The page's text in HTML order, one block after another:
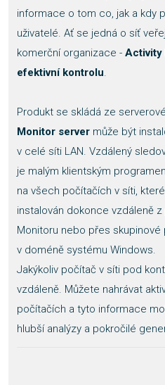
informace o tom co, jak a kdy
uživatelé. Ať se jedná o síť
komerční organizace - Activity
efektivní kontrolu.
Produkt se skládá ze
Monitor server může být
v celé síti LAN. Vzdálený
je malým klientským
na všech počítačích v síti,
instalován dokonce vzdáleně
Monitoru nebo přes
v doméně systému Windows.
Jakýkoliv počítač v síti pod
vzdáleně. Můžete nahrávat
počítačích a tyto informace
hlubší analýzy a pokročilé